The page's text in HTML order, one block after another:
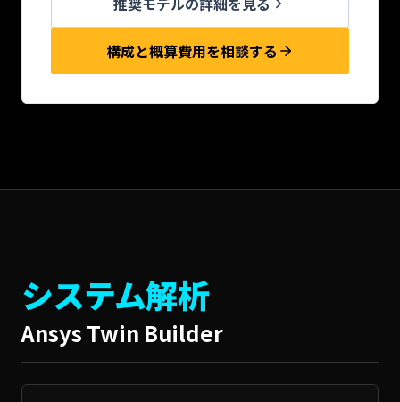
構成と概算費用を相談する
システム解析
Ansys Twin Builder